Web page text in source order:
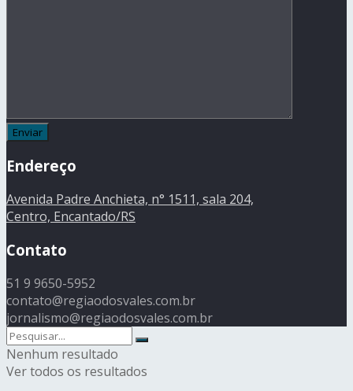
Endereço
Avenida Padre Anchieta, n° 1511, sala 204,
Centro, Encantado/RS
Contato
51 9 9650-5952
contato@regiaodosvales.com.br
jornalismo@regiaodosvales.com.br
Nenhum resultado
Ver todos os resultados